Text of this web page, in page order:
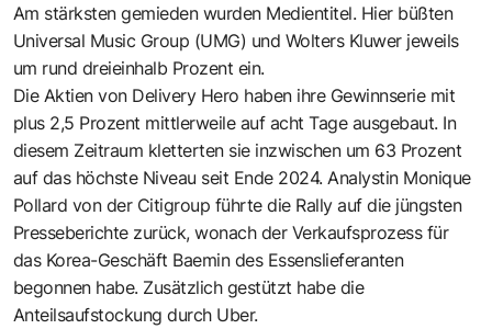
Am stärksten gemieden wurden Medientitel. Hier büßten
Universal Music Group (UMG) und Wolters Kluwer jeweils
um rund dreieinhalb Prozent ein.
Die Aktien von Delivery Hero haben ihre Gewinnserie mit
plus 2,5 Prozent mittlerweile auf acht Tage ausgebaut. In
diesem Zeitraum kletterten sie inzwischen um 63 Prozent
auf das höchste Niveau seit Ende 2024. Analystin Monique
Pollard von der Citigroup führte die Rally auf die jüngsten
Presseberichte zurück, wonach der Verkaufsprozess für
das Korea-Geschäft Baemin des Essenslieferanten
begonnen habe. Zusätzlich gestützt habe die
Anteilsaufstockung durch Uber.